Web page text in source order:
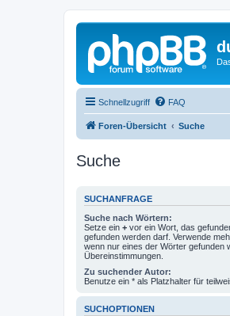
Schnellzugriff FAQ
Foren-Übersicht Suche
Suche
SUCHANFRAGE
Suche nach Wörtern:
Setze ein + vor ein Wort, das
gefunden werden darf. Verwende
wenn nur eines der Wörter gefunden
Übereinstimmungen.
Zu suchender Autor:
Benutze ein * als Platzhalter für
SUCHOPTIONEN